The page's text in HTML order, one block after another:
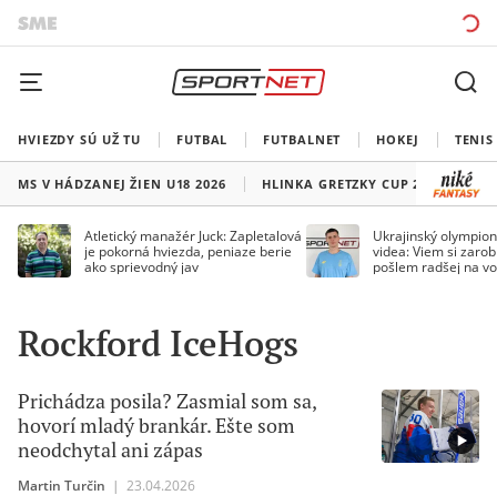
HVIEZDY SÚ UŽ TU FUTBAL FUTBALNET HOKEJ TENIS
MS V HÁDZANEJ ŽIEN U18 2026 HLINKA GRETZKY CUP 2026
Atletický manažér Juck: Zapletalová
je pokorná hviezda, peniaze berie
ako sprievodný jav
Ukrajinský
videa: Viem si
pošlem radšej na
Rockford IceHogs
Prichádza posila? Zasmial som sa,
hovorí mladý brankár. Ešte som
neodchytal ani zápas
Martin Turčin | 23.04.2026